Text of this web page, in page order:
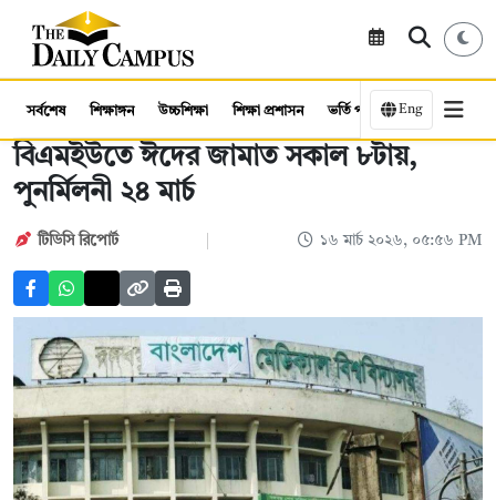
সর্বশেষ শিক্ষাঙ্গন উচ্চশিক্ষা শিক্ষা প্রশাসন ভর্তি পরীক্ষা কর্মসংস্থান
Eng
বিএমইউতে ঈদের জামাত সকাল ৮টায়,
পুনর্মিলনী ২৪ মার্চ
টিডিসি রিপোর্ট ১৬ মার্চ ২০২৬, ০৫:৫৬ PM